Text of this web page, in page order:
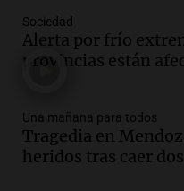
Episodios
Audio. Ley de
en el Congreso
Una mañana para
Episodios
Audio.
Sociedad
Alerta por frío
provincias están
Una mañana para todos
Tragedia en
heridos tras caer